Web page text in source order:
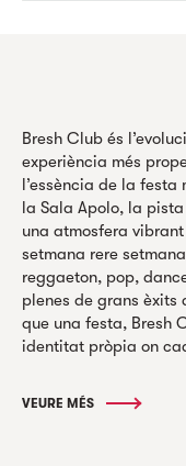
Bresh Club és
experiència més
l’essència de la
la Sala Apolo, la
una atmosfera
setmana rere
reggaeton, pop,
plenes de grans èxits
que una festa, Bresh
identitat pròpia on
VEURE MÉS